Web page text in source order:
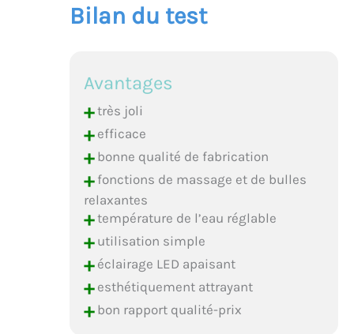
Bilan du test
Avantages
+très joli
+efficace
+bonne qualité de fabrication
+fonctions de massage et de bulles
relaxantes
+température de l’eau réglable
+utilisation simple
+éclairage LED apaisant
+esthétiquement attrayant
+bon rapport qualité-prix